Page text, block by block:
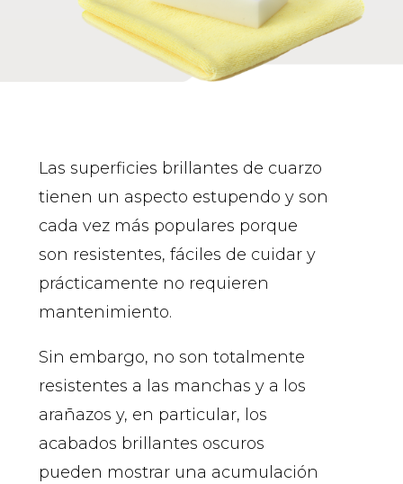
Las superficies brillantes de cuarzo
tienen un aspecto estupendo y son
cada vez más populares porque
son resistentes, fáciles de cuidar y
prácticamente no requieren
mantenimiento.
Sin embargo, no son totalmente
resistentes a las manchas y a los
arañazos y, en particular, los
acabados brillantes oscuros
pueden mostrar una acumulación